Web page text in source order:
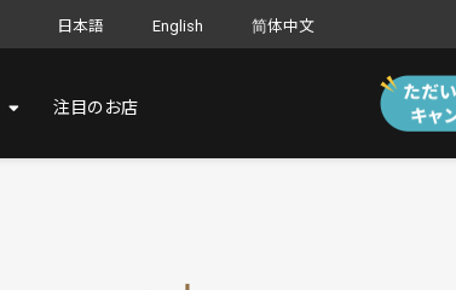
日本語 English 简体中文
注目のお店